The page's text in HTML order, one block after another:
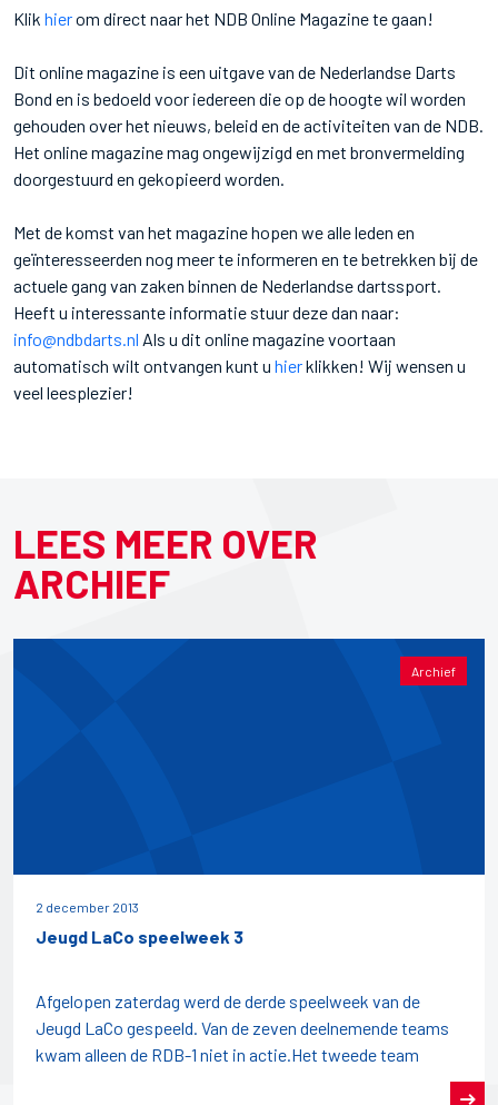
Klik hierom direct naar het NDB Online Magazine te gaan!
Dit online magazine is een uitgave van de Nederlandse Darts
Bond en is bedoeld voor iedereen die op de hoogte wil worden
gehouden over het nieuws, beleid en de activiteiten van de NDB.
Het online magazine mag ongewijzigd en met bronvermelding
doorgestuurd en gekopieerd worden.
Met de komst van het magazine hopen we alle leden en
geïnteresseerden nog meer te informeren en te betrekken bij de
actuele gang van zaken binnen de Nederlandse dartssport.
Heeft u interessante informatie stuur deze dan naar:
info@ndbdarts.nl Als u dit online magazine voortaan
automatisch wilt ontvangen kunt u hierklikken! Wij wensen u
veel leesplezier!
LEES MEER OVER
ARCHIEF
Archief
2 december 2013
Jeugd LaCo speelweek 3
Afgelopen zaterdag werd de derde speelweek van de
Jeugd LaCo gespeeld. Van de zeven deelnemende teams
kwam alleen de RDB-1 niet in actie.Het tweede team